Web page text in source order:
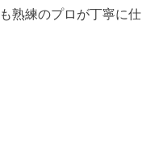
熟練のプロが丁寧に仕